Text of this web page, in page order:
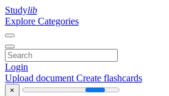
Studylib
Explore Categories
Login
Upload document Create flashcards
×